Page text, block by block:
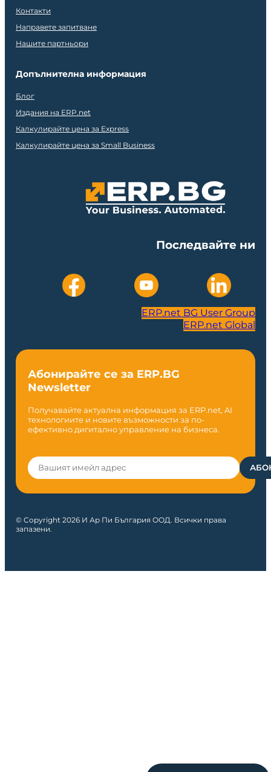
Контакти
Направете запитване
Нашите партньори
Допълнителна информация
Блог
Издания на ERP.net
Калкулирайте цена за Express
Калкулирайте цена за Small Business
Последвайте ни
ERP.net BG User Group
ERP.net Global
Абонирайте се за ERP.BG
Newsletter
Получавайте актуална информация за ERP.net, AI
технологиите и новите възможности за по-
ефективно дигитално управление на бизнеса.
© Copyright 2026 И Ар Пи България ООД. Всички права
запазени.